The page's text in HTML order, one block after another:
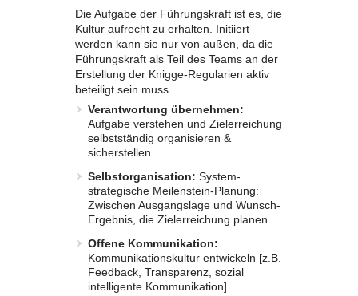
Die Aufgabe der Führungskraft ist es, die
Kultur aufrecht zu erhalten. Initiiert
werden kann sie nur von außen, da die
Führungskraft als Teil des Teams an der
Erstellung der Knigge-Regularien aktiv
beteiligt sein muss.
Verantwortung übernehmen:
Aufgabe verstehen und Zielerreichung
selbstständig organisieren &
sicherstellen
Selbstorganisation: System-
strategische Meilenstein-Planung:
Zwischen Ausgangslage und Wunsch-
Ergebnis, die Zielerreichung planen
Offene Kommunikation:
Kommunikationskultur entwickeln [z.B.
Feedback, Transparenz, sozial
intelligente Kommunikation]